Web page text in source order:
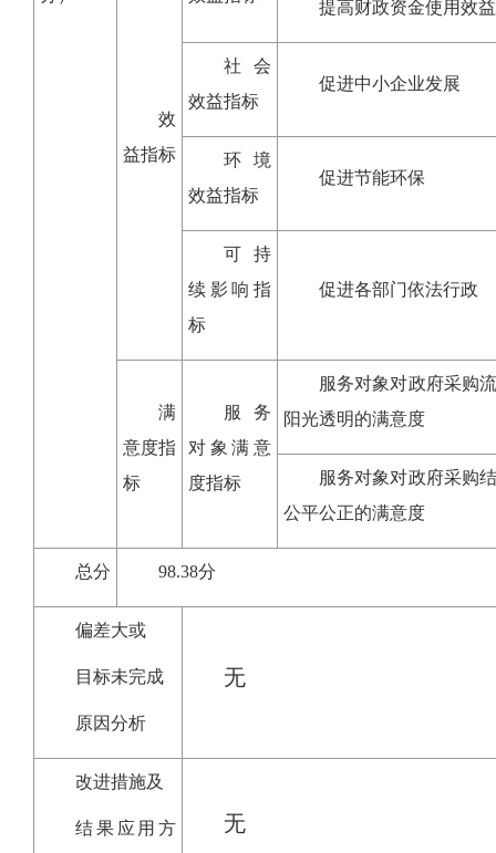
效
益指标
提高财政资金使用效益
社会
效益指标
促进中小企业发展
环境
效益指标
促进节能环保
可持
续影响指
标
促进各部门依法行政
满
意度指
标
服务
对象满意
度指标
服务对象对政府采购
阳光透明的满意度
服务对象对政府采购
公平公正的满意度
总分 98.38分
偏差大或
目标未完成
原因分析
无
改进措施及
结果应用方
无